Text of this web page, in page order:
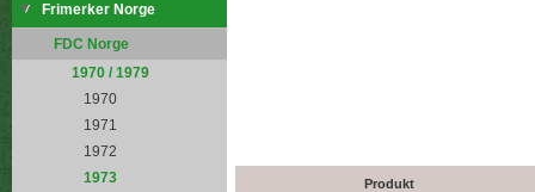
Frimerker Norge
FDC Norge
1970 / 1979
1970
1971
1972
1973
Produkt